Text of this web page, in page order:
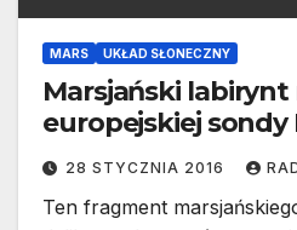
MARS UKŁAD SŁONECZNY
Marsjański labirynt
europejskiej sondy
28 STYCZNIA 2016
Ten fragment